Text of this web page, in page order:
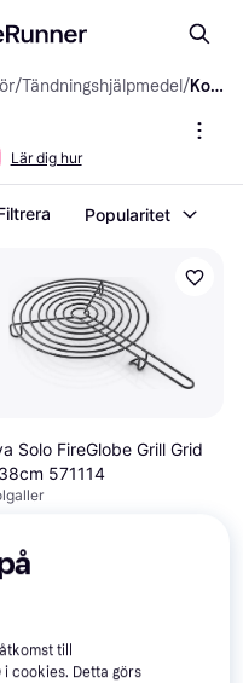
/Tändningshjälpmedel / Kolgaller
Lär dig hur
Popularitet
Solo FireGlobe Grill Grid
571114
till
cookies. Detta görs